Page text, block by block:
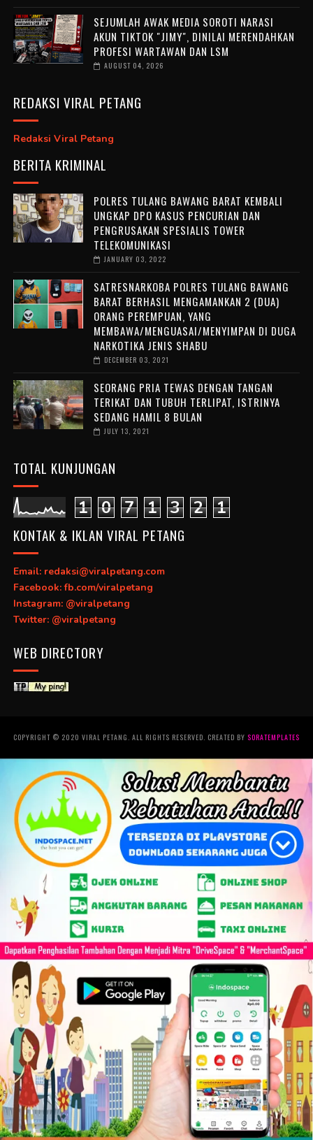
SEJUMLAH AWAK MEDIA SOROTI NARASI
AKUN TIKTOK "JIMY", DINILAI MERENDAHKAN
PROFESI WARTAWAN DAN LSM
AUGUST 04, 2026
REDAKSI VIRAL PETANG
Redaksi Viral Petang
BERITA KRIMINAL
POLRES TULANG BAWANG BARAT KEMBALI
UNGKAP DPO KASUS PENCURIAN DAN
PENGRUSAKAN SPESIALIS TOWER
TELEKOMUNIKASI
JANUARY 03, 2022
SATRESNARKOBA POLRES TULANG BAWANG
BARAT BERHASIL MENGAMANKAN 2 (DUA)
ORANG PEREMPUAN, YANG
MEMBAWA/MENGUASAI/MENYIMPAN DI DUGA
NARKOTIKA JENIS SHABU
DECEMBER 03, 2021
SEORANG PRIA TEWAS DENGAN TANGAN
TERIKAT DAN TUBUH TERLIPAT, ISTRINYA
SEDANG HAMIL 8 BULAN
JULY 13, 2021
TOTAL KUNJUNGAN
1 0 7 1 3 2 1
KONTAK & IKLAN VIRAL PETANG
Email: redaksi@viralpetang.com
Facebook: fb.com/viralpetang
Instagram: @viralpetang
Twitter: @viralpetang
WEB DIRECTORY
COPYRIGHT © 2020 VIRAL PETANG. ALL RIGHTS RESERVED. CREATED BY SORATEMPLATES